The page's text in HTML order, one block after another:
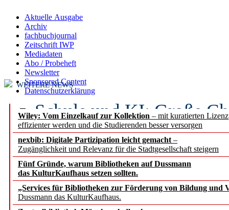
Aktuelle Ausgabe
Archiv
fachbuchjournal
Zeitschrift IWP
Mediadaten
Abo / Probeheft
Newsletter
Sponsored Content
Datenschutzerklärung
Wiley: Vom Einzelkauf zur Kollektion – mit kuratierten
effizienter werden und die Studierenden besser versorgen
nexbib: Digitale Partizipation leicht gemacht –
Zugänglichkeit und Relevanz für die Stadtgesellschaft steigern
Fünf Gründe, warum Bibliotheken auf Dussmann
das KulturKaufhaus setzen sollten.
„Services für Bibliotheken zur Förderung von Bildung und
Dussmann das KulturKaufhaus.
WEITERE NEWS
Schule und KI: Große
Voraussetzungen
Erfolgreiches erstes
Segment Research –
angepasst